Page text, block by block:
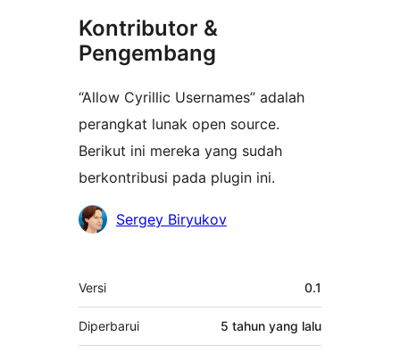
Kontributor &
Pengembang
“Allow Cyrillic Usernames” adalah
perangkat lunak open source.
Berikut ini mereka yang sudah
berkontribusi pada plugin ini.
KontributorSergey Biryukov
Meta
Versi 0.1
Diperbarui 5 tahun yang lalu